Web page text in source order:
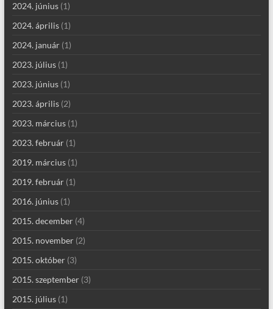
2024. június(1)
2024. április(1)
2024. január(1)
2023. július(1)
2023. június(1)
2023. április(2)
2023. március(1)
2023. február(1)
2019. március(1)
2019. február(1)
2016. június(1)
2015. december(4)
2015. november(2)
2015. október(3)
2015. szeptember(3)
2015. július(1)